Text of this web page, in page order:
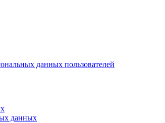
данных пользователей
данных